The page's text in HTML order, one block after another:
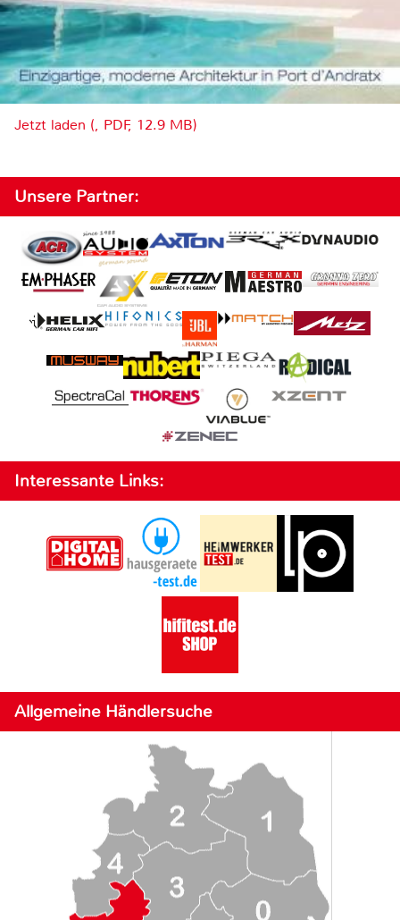
Jetzt laden (, PDF, 12.9 MB)
Unsere Partner:
Interessante Links:
Allgemeine Händlersuche